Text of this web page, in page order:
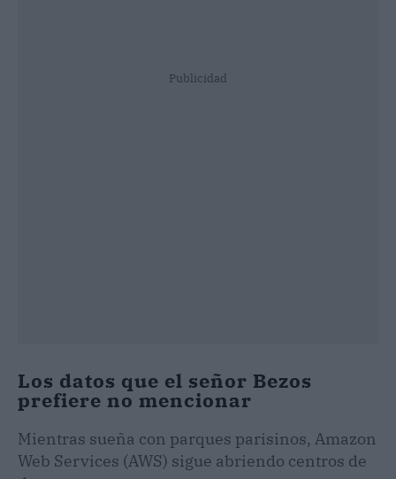
Publicidad
Los datos que el señor Bezos
prefiere no mencionar
Mientras sueña con parques parisinos, Amazon
Web Services (AWS) sigue abriendo centros de